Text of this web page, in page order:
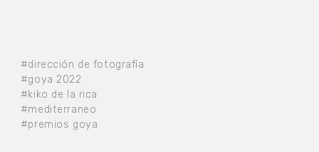
#dirección de fotografía
#goya 2022
#kiko de la rica
#mediterraneo
#premios goya